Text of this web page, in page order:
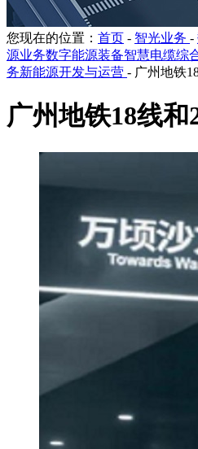
您现在的位置： 首页 - 智光业务 -
源业务数字能源装备智慧电缆综
务新能源开发与运营 - 广州地铁
广州地铁18线和